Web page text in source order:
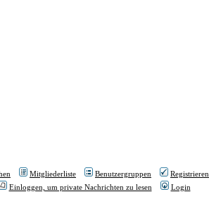
Mitgliederliste Benutzergruppen
Registrieren
Einloggen, um private Nachrichten zu lesen Login